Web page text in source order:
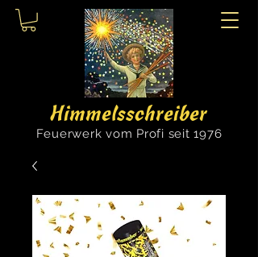
Himmelsschreiber
Feuerwerk vom Profi seit 1976